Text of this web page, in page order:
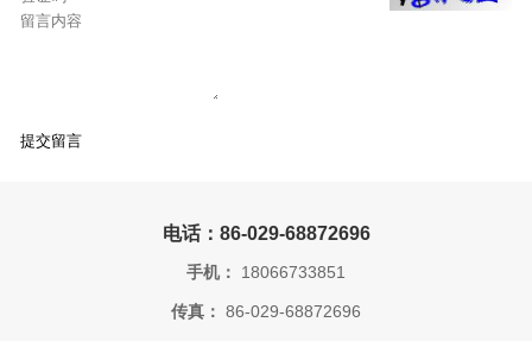
电话：86-029-68872696
手机： 18066733851
传真： 86-029-68872696